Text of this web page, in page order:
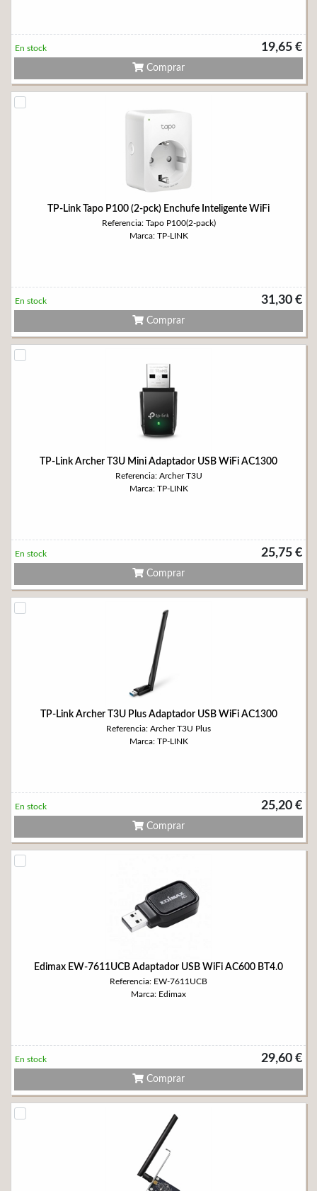
19,65 €
En stock
Comprar
TP-Link Tapo P100 (2-pck) Enchufe Inteligente WiFi
Referencia: Tapo P100(2-pack)
Marca: TP-LINK
31,30 €
En stock
Comprar
TP-Link Archer T3U Mini Adaptador USB WiFi AC1300
Referencia: Archer T3U
Marca: TP-LINK
25,75 €
En stock
Comprar
TP-Link Archer T3U Plus Adaptador USB WiFi AC1300
Referencia: Archer T3U Plus
Marca: TP-LINK
25,20 €
En stock
Comprar
Edimax EW-7611UCB Adaptador USB WiFi AC600 BT4.0
Referencia: EW-7611UCB
Marca: Edimax
29,60 €
En stock
Comprar